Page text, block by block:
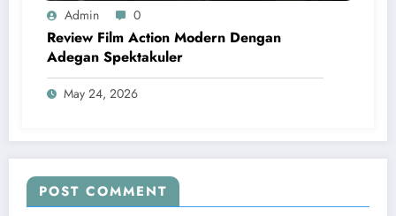
Admin 0
Review Film Action Modern Dengan
Adegan Spektakuler
May 24, 2026
POST COMMENT